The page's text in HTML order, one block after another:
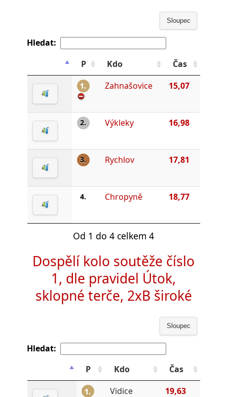
Sloupec
Hledat:
P
Kdo Čas
1. Zahnašovice 15,07
2. Výkleky 16,98
3. Rychlov 17,81
4. Chropyně 18,77
Od 1 do 4 celkem 4
Dospělí kolo soutěže číslo
1, dle pravidel Útok,
sklopné terče, 2xB široké
Sloupec
Hledat:
P
Kdo Čas
1. Vidice 19,63